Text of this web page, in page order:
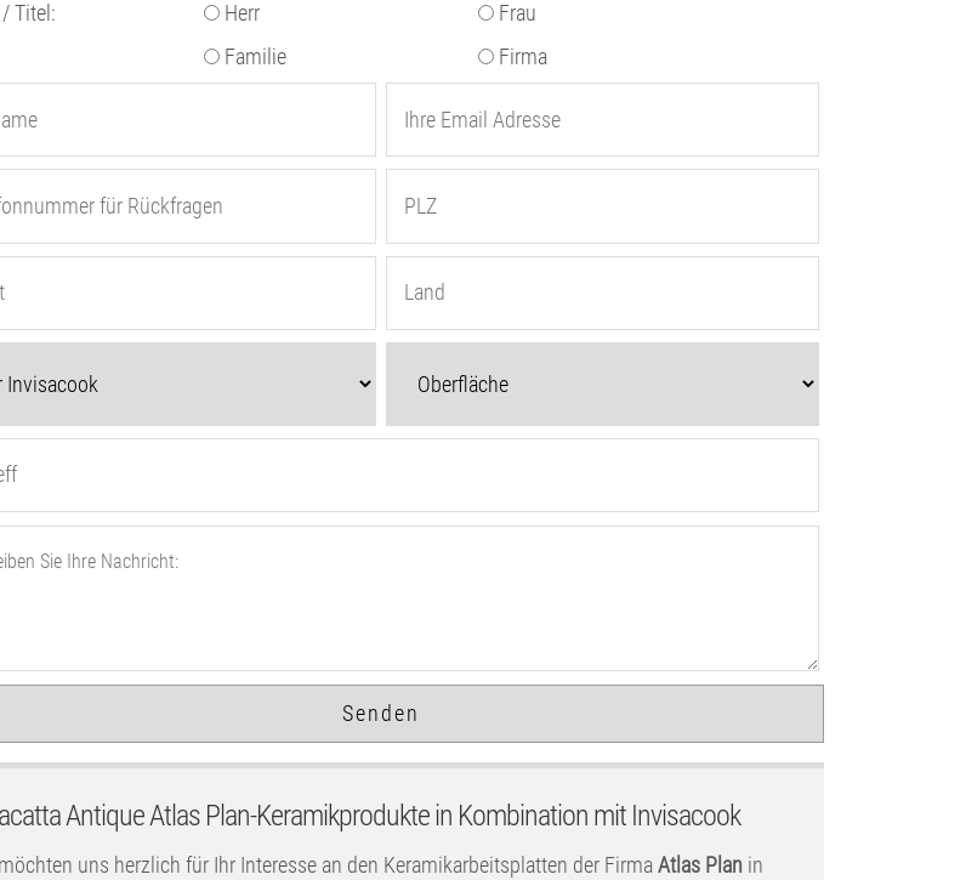
Titel: Herr
Frau
Familie
Firma
Antique Atlas Plan-Keramikprodukte in Kombination mit Invisacook
uns herzlich für Ihr Interesse an den Keramikarbeitsplatten der FirmaAtlas Plan in